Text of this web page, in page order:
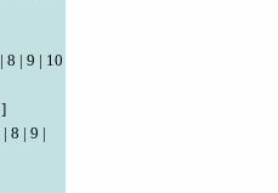
| 8 | 9 | 10
]
| 8 | 9 |